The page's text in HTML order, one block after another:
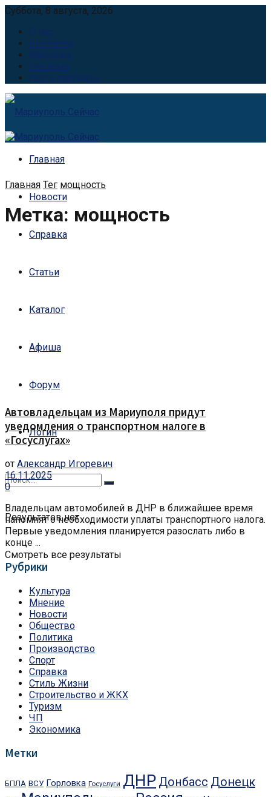
Суббота, 8 августа, 2026
О нас
Контакты
Вакансии
Реклама
Наши партнёры
Главная
Новости
Справка
Статьи
Каталог
Афиша
Форум
Логин
Результатов нет
Смотреть все результаты
Главная Тег мощность
Метка: мощность
Автовладельцам из Мариуполя придут
уведомления о транспортном налоге в
«Госуслугах»
от Александр Игоревич
16.11.2025
0
Владельцам автомобилей в ДНР в ближайшее время
напомнят о необходимости уплаты транспортного налога.
Первые уведомления планируется разослать либо в
конце ...
Рубрики
Культура
Мнение
Новости
Общество
Политика
Производство
Спорт
Справка
Стиль Жизни
Строительство и ЖКХ
Туризм
ЧП
Экономика
Метки
БПЛА ВСУ Горловка Госуслуги ДНР Донбасс Донецк